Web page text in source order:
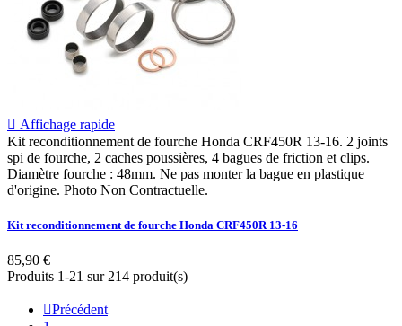
 Affichage rapide
Kit reconditionnement de fourche Honda CRF450R 13-16. 2 joints
spi de fourche, 2 caches poussières, 4 bagues de friction et clips.
Diamètre fourche : 48mm. Ne pas monter la bague en plastique
d'origine. Photo Non Contractuelle.
Kit reconditionnement de fourche Honda CRF450R 13-16
85,90 €
Produits 1-21 sur 214 produit(s)
Précédent